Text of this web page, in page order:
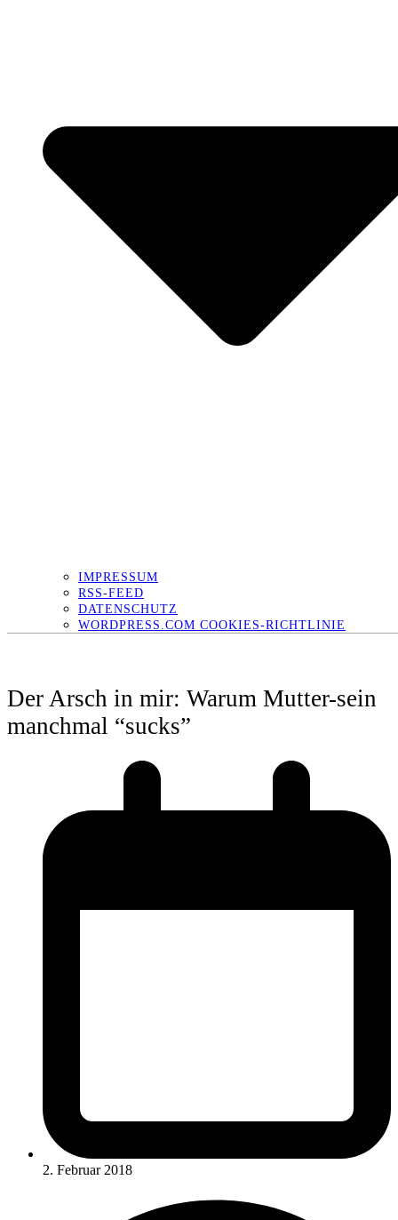
IMPRESSUM
RSS-FEED
DATENSCHUTZ
WORDPRESS.COM COOKIES-RICHTLINIE
Der Arsch in mir: Warum Mutter-sein
manchmal “sucks”
2. Februar 2018